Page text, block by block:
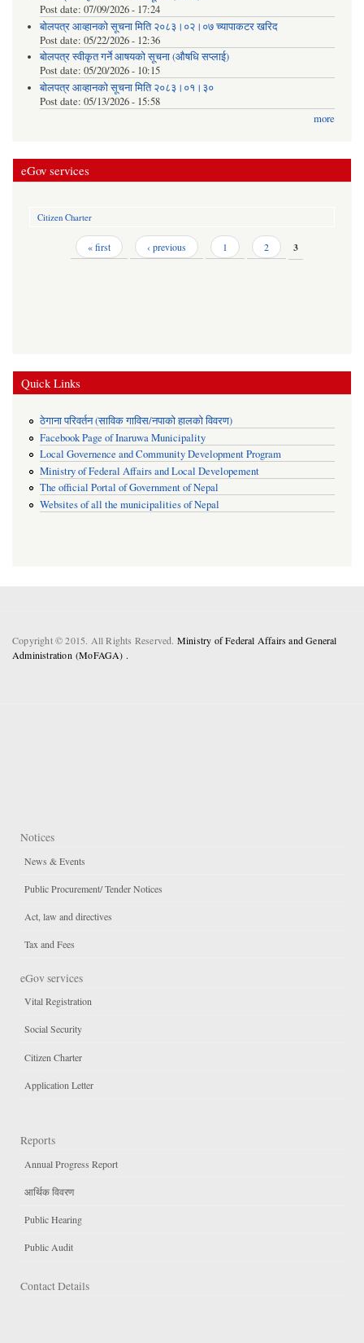
Post date: 07/09/2026 - 17:24
बोलपत्र आव्हानको सूचना मिति २०८३।०२।०७ च्यापाकटर खरिद
Post date: 05/22/2026 - 12:36
बोलपत्र स्वीकृत गर्ने आषयको सूचना (औषधि सप्लाई)
Post date: 05/20/2026 - 10:15
बोलपत्र आव्हानको सूचना मिति २०८३।०१।३०
Post date: 05/13/2026 - 15:58
more
eGov services
Citizen Charter
« first ‹ previous 1 2 3
Quick Links
ठेगाना परिवर्तन (साविक गाविस/नपाको हालको विवरण)
Facebook Page of Inaruwa Municipality
Local Governence and Community Development Program
Ministry of Federal Affairs and Local Developement
The official Portal of Government of Nepal
Websites of all the municipalities of Nepal
Copyright © 2015. All Rights Reserved. Ministry of Federal Affairs and General
Administration (MoFAGA) .
Notices
News & Events
Public Procurement/ Tender Notices
Act, law and directives
Tax and Fees
eGov services
Vital Registration
Social Security
Citizen Charter
Application Letter
Reports
Annual Progress Report
आर्थिक विवरण
Public Hearing
Public Audit
Contact Details